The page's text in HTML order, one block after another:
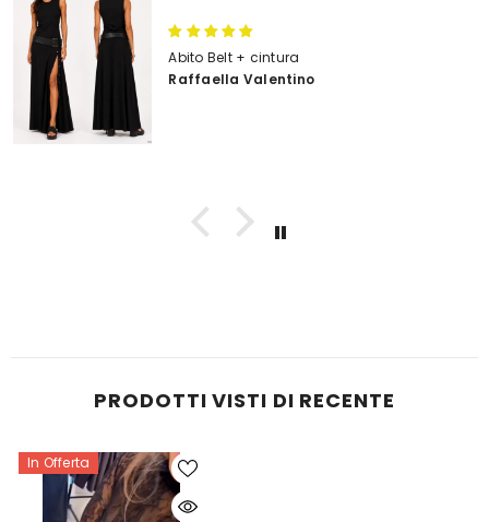
Abito Belt + cintura
Raffaella Valentino
PRODOTTI VISTI DI RECENTE
In Offerta